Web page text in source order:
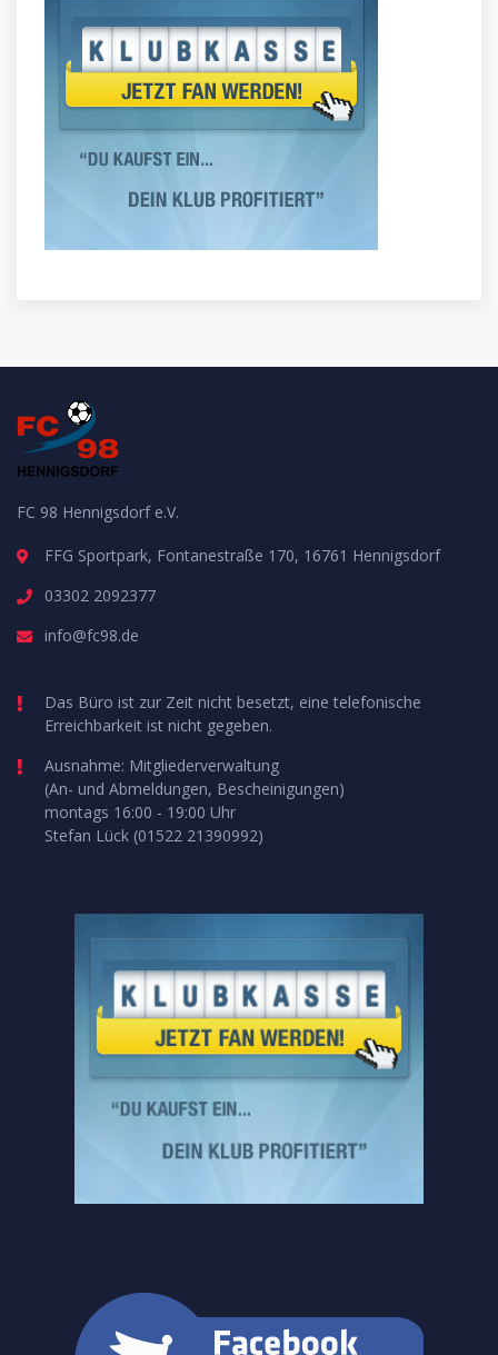
FC 98 Hennigsdorf e.V.
FFG Sportpark, Fontanestraße 170, 16761 Hennigsdorf
03302 2092377
info@fc98.de
Das Büro ist zur Zeit nicht besetzt, eine telefonische
Erreichbarkeit ist nicht gegeben.
Ausnahme: Mitgliederverwaltung
(An- und Abmeldungen, Bescheinigungen)
montags 16:00 - 19:00 Uhr
Stefan Lück (01522 21390992)